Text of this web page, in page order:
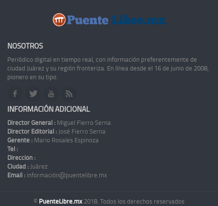
NOSOTROS
Periódico digital en tiempo real, con información preferentemente de
ciudad Juárez y su región fronteriza. En línea desde el 16 de junio de 2008,
pionero en su tipo.
INFORMACIÓN ADICIONAL
Director General : Miguel Fierro Serna
Director Editorial : José Fierro Serna
Gerente : Mario Rosales Espinoza
Tel :
Dirección :
Ciudad : Juárez
Email : información@puentelibre.mx
© PuenteLibre.mx 2018. Todos los derechos reservados